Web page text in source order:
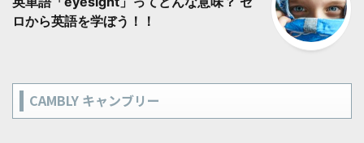
ロから英語を学ぼう！！
CAMBLY キャンブリー